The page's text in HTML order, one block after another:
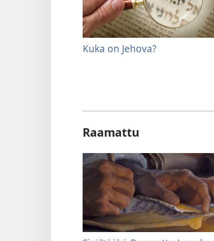
Kuka on Jehova?
Raamattu